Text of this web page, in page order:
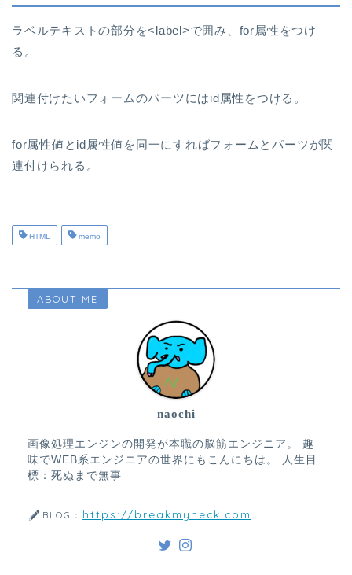
ラベルテキストの部分を<label>で囲み、for属性をつけ
る。
関連付けたいフォームのパーツにはid属性をつける。
for属性値とid属性値を同一にすればフォームとパーツが関
連付けられる。
HTML memo
ABOUT ME
naochi
画像処理エンジンの開発が本職の脳筋エンジニア。 趣
味でWEB系エンジニアの世界にもこんにちは。 人生目
標：死ぬまで無事
BLOG： https://breakmyneck.com